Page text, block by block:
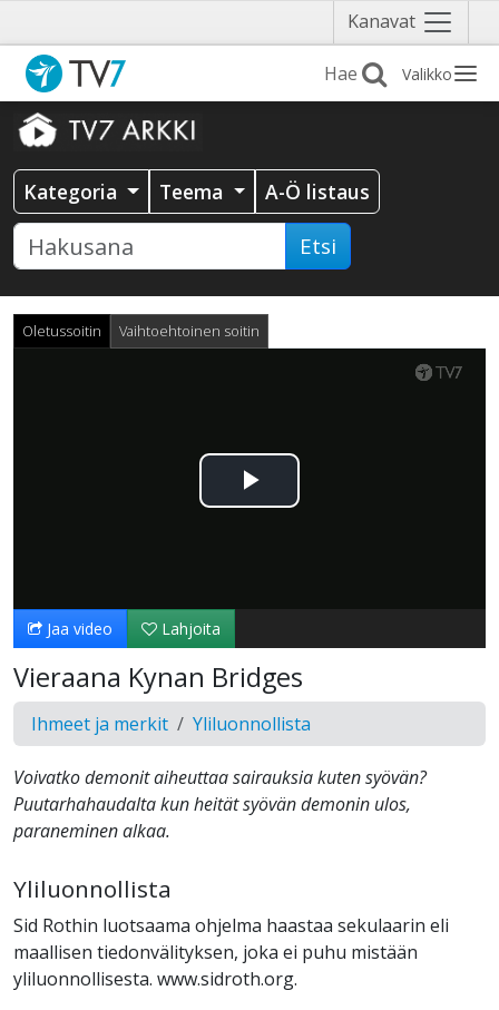
Kanavat Näytä
valikko
Valikko
Kategoria Teema A-Ö listaus
Etsi
Oletussoitin Vaihtoehtoinen soitin
Toista
Jaa video Lahjoita
Vieraana Kynan Bridges
Ihmeet ja merkit Yliluonnollista
Voivatko demonit aiheuttaa sairauksia kuten syövän?
Puutarhahaudalta kun heität syövän demonin ulos,
paraneminen alkaa.
Yliluonnollista
Sid Rothin luotsaama ohjelma haastaa sekulaarin eli
maallisen tiedonvälityksen, joka ei puhu mistään
yliluonnollisesta. www.sidroth.org.